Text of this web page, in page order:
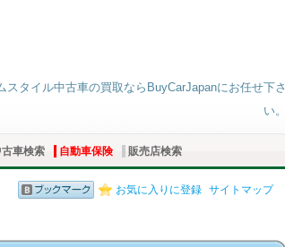
スタイル中古車の買取ならBuyCarJapanにお任せ下さ
い。
車検索 自動車保険 販売店検索
お気に入りに登録 サイトマップ